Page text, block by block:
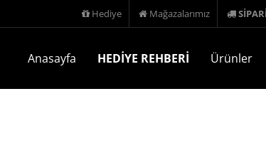
Hediye Mağazalarımız
Anasayfa HEDİYE REHBERİ Ürünler